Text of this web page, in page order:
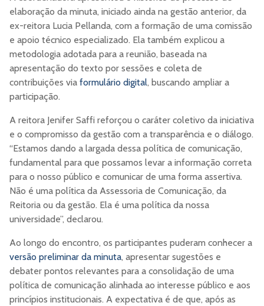
elaboração da minuta, iniciado ainda na gestão anterior, da
ex-reitora Lucia Pellanda, com a formação de uma comissão
e apoio técnico especializado. Ela também explicou a
metodologia adotada para a reunião, baseada na
apresentação do texto por sessões e coleta de
contribuições via formulário digital, buscando ampliar a
participação.
A reitora Jenifer Saffi reforçou o caráter coletivo da iniciativa
e o compromisso da gestão com a transparência e o diálogo.
“Estamos dando a largada dessa política de comunicação,
fundamental para que possamos levar a informação correta
para o nosso público e comunicar de uma forma assertiva.
Não é uma política da Assessoria de Comunicação, da
Reitoria ou da gestão. Ela é uma política da nossa
universidade”, declarou.
Ao longo do encontro, os participantes puderam conhecer a
versão preliminar da minuta, apresentar sugestões e
debater pontos relevantes para a consolidação de uma
política de comunicação alinhada ao interesse público e aos
princípios institucionais. A expectativa é de que, após as